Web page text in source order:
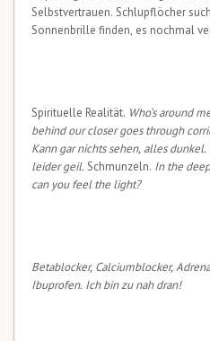
Selbstvertrauen. Schlupflöcher
Sonnenbrille finden, es nochmal
Spirituelle Realität. Who’s around
behind our closer goes through
Kann gar nichts sehen, alles
leider geil.Schmunzeln. In the
can you feel the light?
Betablocker, Calciumblocker,
Ibuprofen. Ich bin zu nah dran!